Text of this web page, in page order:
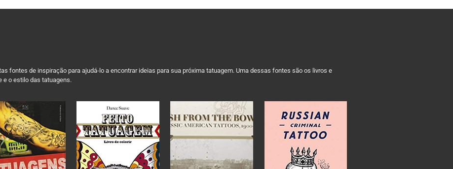
fontes de inspiração para ajudá-lo a encontrar ideias para sua próxima tatuagem. Uma dessas fontes são os livros e
e o estilo das tatuagens.